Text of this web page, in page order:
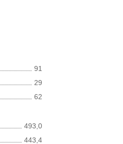
91
29
62
493,0
443,4